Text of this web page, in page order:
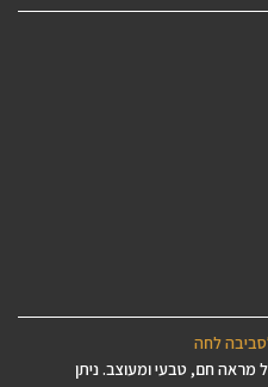
לחה
חם, טבעי ומעוצב. ניתן